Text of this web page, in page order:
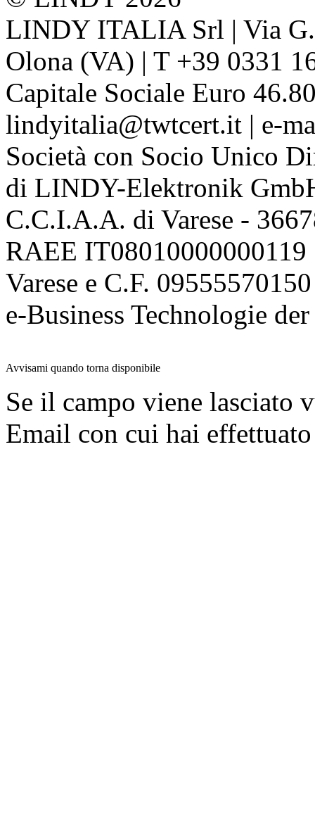
LINDY ITALIA Srl | Via
Olona (VA) | T +39 0331
Capitale Sociale Euro
lindyitalia@twtcert.it | e-
Società con Socio Unico
di LINDY-Elektronik
C.C.I.A.A. di Varese -
RAEE
Varese e C.F. 09555570150
e-Business Technologie
Avvisami quando torna disponibile
Se il campo viene lasciato
Email con cui hai